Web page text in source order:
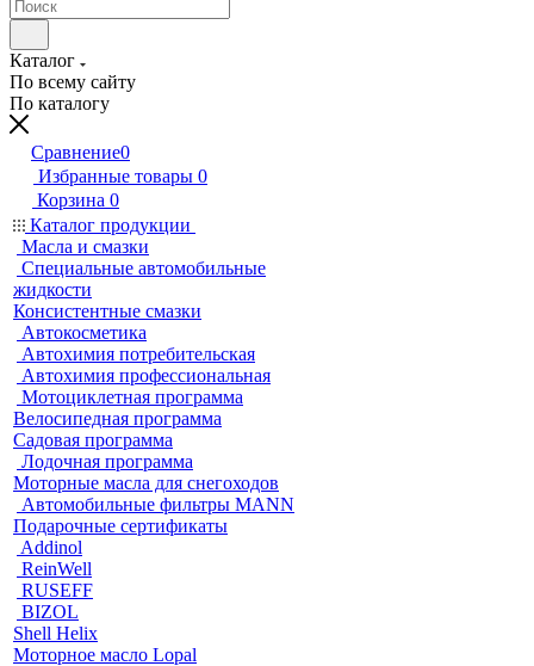
Каталог
По всему сайту
По каталогу
Сравнение0
Избранные товары 0
Корзина 0
Каталог продукции
Масла и смазки
Специальные автомобильные
жидкости
Консистентные смазки
Автокосметика
Автохимия потребительская
Автохимия профессиональная
Мотоциклетная программа
Велосипедная программа
Садовая программа
Лодочная программа
Моторные масла для снегоходов
Автомобильные фильтры MANN
Подарочные сертификаты
Addinol
ReinWell
RUSEFF
BIZOL
Shell Helix
Моторное масло Lopal